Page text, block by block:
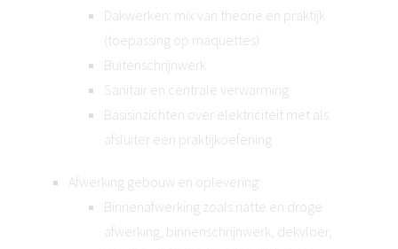
Dakwerken: mix van theorie en praktijk
(toepassing op maquettes)
Buitenschrijnwerk
Sanitair en centrale verwarming
Basisinzichten over elektriciteit met als
afsluiter een praktijkoefening
Afwerking gebouw en oplevering:
Binnenafwerking zoals natte en droge
afwerking, binnenschrijnwerk, dekvloer,